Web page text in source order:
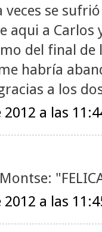
veces se
aqui a
del final de
habría
a los
a las
a las